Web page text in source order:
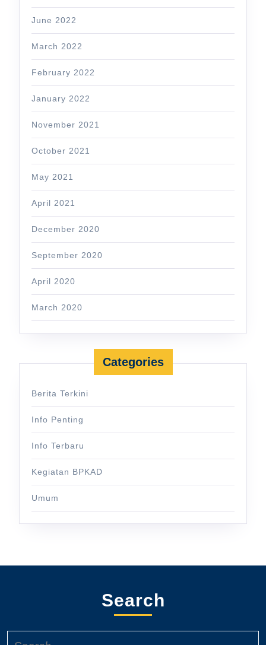
June 2022
March 2022
February 2022
January 2022
November 2021
October 2021
May 2021
April 2021
December 2020
September 2020
April 2020
March 2020
Categories
Berita Terkini
Info Penting
Info Terbaru
Kegiatan BPKAD
Umum
Search